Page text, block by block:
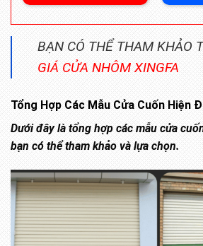
BẠN CÓ THỂ THAM KHẢO
GIÁ CỬA NHÔM XINGFA
Tổng Hợp Các Mẫu Cửa Cuốn Hiện
Dưới đây là tổng hợp các mẫu cửa
bạn có thể tham khảo và lựa chọn.